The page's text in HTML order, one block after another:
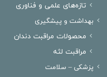
تازه‌های علمی و فناوری
بهداشت و پیشگیری
محصولات مراقبت دندان
مراقبت لثه
پزشکی – سلامت